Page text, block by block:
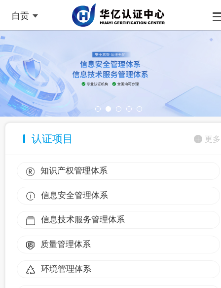
自贡
认证项目 更多
知识产权管理体系
信息安全管理体系
信息技术服务管理体系
质量管理体系
环境管理体系